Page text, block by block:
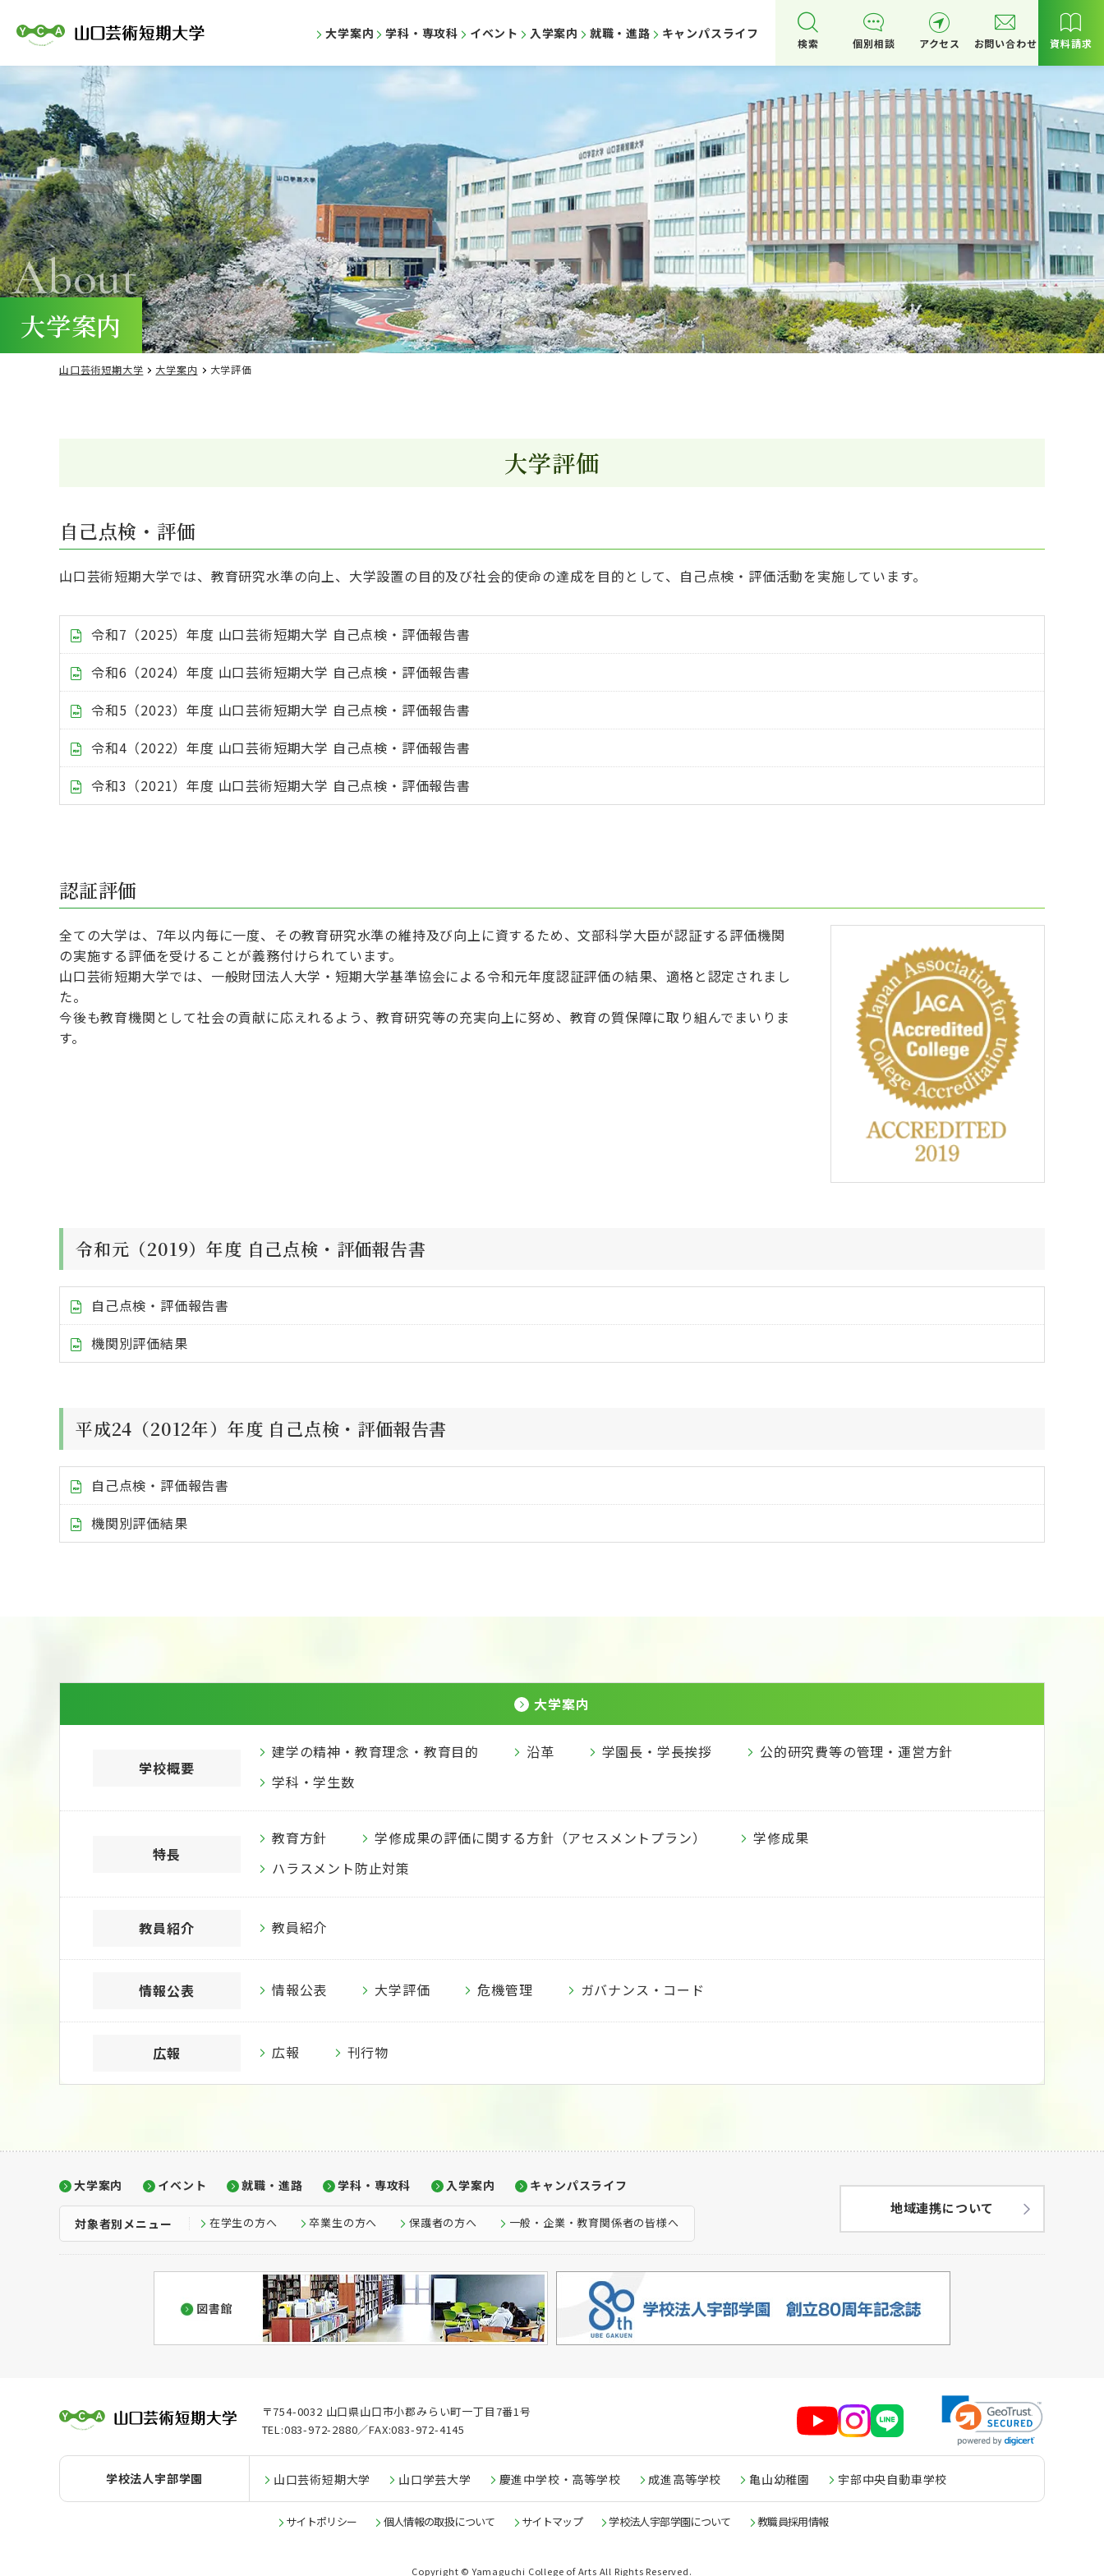
大学案内 学科・専攻科 イベント 入学案内 就職・進路 キャンパスライフ
検索 個別相談 アクセス お問い合わせ 資料請求
About
大学案内
山口芸術短期大学 大学案内 大学評価
大学評価
自己点検・評価
山口芸術短期大学では、教育研究水準の向上、大学設置の目的及び社会的使命の達成を目的として、自己点検・評価活動を実施しています。
令和7（2025）年度 山口芸術短期大学 自己点検・評価報告書
令和6（2024）年度 山口芸術短期大学 自己点検・評価報告書
令和5（2023）年度 山口芸術短期大学 自己点検・評価報告書
令和4（2022）年度 山口芸術短期大学 自己点検・評価報告書
令和3（2021）年度 山口芸術短期大学 自己点検・評価報告書
認証評価
全ての大学は、7年以内毎に一度、その教育研究水準の維持及び向上に資するため、文部科学大臣が認証する評価機関
の実施する評価を受けることが義務付けられています。
山口芸術短期大学では、一般財団法人大学・短期大学基準協会による令和元年度認証評価の結果、適格と認定されまし
た。
今後も教育機関として社会の貢献に応えれるよう、教育研究等の充実向上に努め、教育の質保障に取り組んでまいりま
す。
令和元（2019）年度 自己点検・評価報告書
自己点検・評価報告書
機関別評価結果
平成24（2012年）年度 自己点検・評価報告書
自己点検・評価報告書
機関別評価結果
大学案内
学校概要
建学の精神・教育理念・教育目的 沿革 学園長・学長挨拶
公的研究費等の管理・運営方針
学科・学生数
特長
教育方針 学修成果の評価に関する方針（アセスメントプラン）
学修成果
ハラスメント防止対策
教員紹介 教員紹介
情報公表 情報公表 大学評価 危機管理 ガバナンス・コード
広報 広報 刊行物
大学案内 イベント 就職・進路 学科・専攻科 入学案内 キャンパスライフ
対象者別メニュー 在学生の方へ 卒業生の方へ 保護者の方へ 一般・企業・教育関係者の皆様へ
地域連携について
〒754-0032 山口県山口市小郡みらい町一丁目7番1号
TEL:083-972-2880／FAX:083-972-4145
学校法人宇部学園 山口芸術短期大学 山口学芸大学 慶進中学校・高等学校 成進高等学校 亀山幼稚園 宇部中央自動車学校
サイトポリシー 個人情報の取扱について サイトマップ 学校法人宇部学園について 教職員採用情報
Copyright © Yamaguchi College of Arts All Rights Reserved.